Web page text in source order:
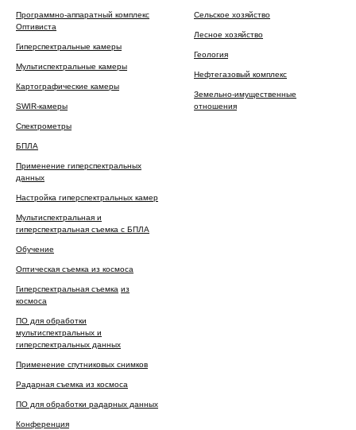
Программно-аппаратный комплекс
Оптивиста
Гиперспектральные камеры
Мультиспектральные камеры
Картографические камеры
SWIR-камеры
Спектрометры
БПЛА
Применение гиперспектральных
данных
Настройка гиперспектральных камер
Мультиспектральная и
гиперспектральная съемка с БПЛА
Обучение
Оптическая съемка из космоса
Гиперспектральная съемка из
космоса
ПО для обработки
мультиспектральных и
гиперспектральных данных
Применение спутниковых снимков
Радарная съемка из космоса
ПО для обработки радарных данных
Конференция
Сельское хозяйство
Лесное хозяйство
Геология
Нефтегазовый комплекс
Земельно-имущественные
отношения